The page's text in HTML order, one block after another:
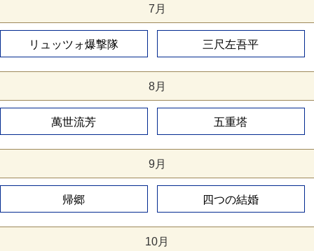
7月
リュッツォ爆撃隊 三尺左吾平
8月
萬世流芳 五重塔
9月
帰郷 四つの結婚
10月